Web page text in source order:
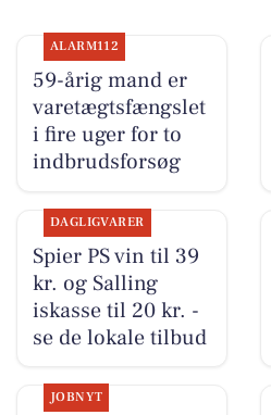
ALARM112
59-årig mand er
varetægtsfængslet
i fire uger for to
indbrudsforsøg
DAGLIGVARER
Spier PS vin til 39
kr. og Salling
iskasse til 20 kr. -
se de lokale tilbud
JOBNYT